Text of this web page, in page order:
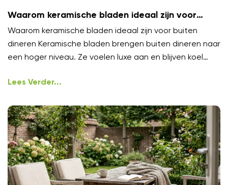
Waarom keramische bladen ideaal zijn voor
buiten dineren
Waarom keramische bladen ideaal zijn voor buiten
dineren Keramische bladen brengen buiten dineren naar
een hoger niveau. Ze voelen luxe aan en blijven koel
Lees Verder...